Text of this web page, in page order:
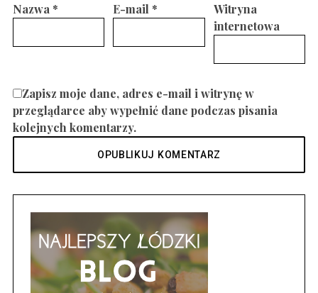
Nazwa * E-mail *
Witryna
internetowa
Zapisz moje dane, adres e-mail i witrynę w
przeglądarce aby wypełnić dane podczas pisania
kolejnych komentarzy.